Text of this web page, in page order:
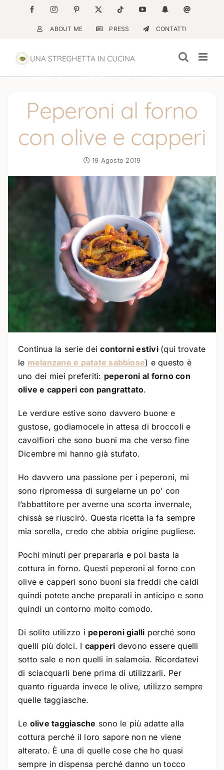
contenuto
FacebookInstagramPinterest Tiktok YouTubeSnapchatEmail
ABOUT ME PRESS CONTATTI
Peperoni al forno
con olive e capperi
19 Agosto 2019
Continua la serie deicontorni estivi (qui trovate
le melanzane e patate sabbiose) e questo è
uno dei miei preferiti: peperoni al forno con
olive e capperi con pangrattato.
Le verdure estive sono davvero buone e
gustose, godiamocele in attesa di broccoli e
cavolfiori che sono buoni ma che verso fine
Dicembre mi hanno già stufato.
Ho davvero una passione per i peperoni, mi
sono ripromessa di surgelarne un po’ con
l’abbattitore per averne una scorta invernale,
chissà se riuscirò. Questa ricetta la fa sempre
mia sorella, credo che abbia origine pugliese.
Pochi minuti per prepararla e poi basta la
cottura in forno. Questi peperoni al forno con
olive e capperi sono buoni sia freddi che caldi
quindi potete anche preparali in anticipo e sono
quindi un contorno molto comodo.
Di solito utilizzo i peperoni gialli perché sono
quelli più dolci. I capperi devono essere quelli
sotto sale e non quelli in salamoia. Ricordatevi
di sciacquarli bene prima di utilizzarli. Per
quanto riguarda invece le olive, utilizzo sempre
quelle taggiasche.
Le olive taggiasche sono le più adatte alla
cottura perché il loro sapore non ne viene
alterato. È una di quelle cose che ho quasi
sempre in dispensa perché danno un tocco